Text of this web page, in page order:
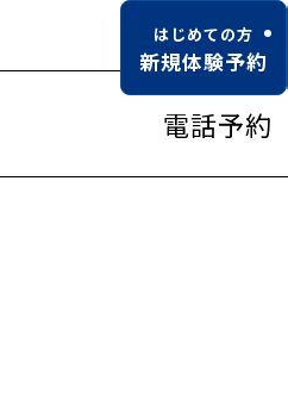
電話予約
はじめての方
新規体験予約